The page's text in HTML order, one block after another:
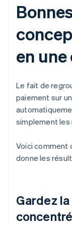
en
Le fait de
paiement sur
simplement les
Voici comment
donne les
Gardez